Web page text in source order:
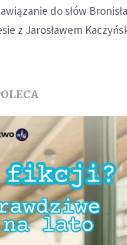
do słów
z Jarosławem